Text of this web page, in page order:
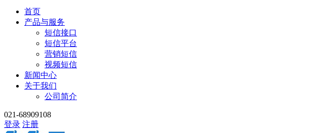
首页
产品与服务
短信接口
短信平台
营销短信
视频短信
新闻中心
关于我们
公司简介
021-68909108
登录 注册